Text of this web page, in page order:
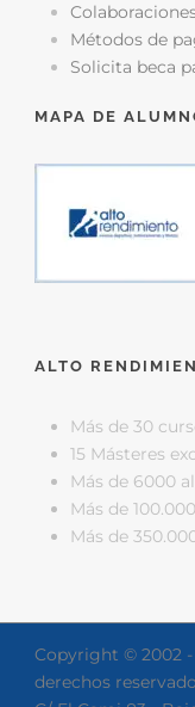
Métodos de
Solicita beca
MAPA DE
ALTO
Más de 30
15 Másteres
Más de 6000
Más de
Más de
Copyright © 2002
derechos